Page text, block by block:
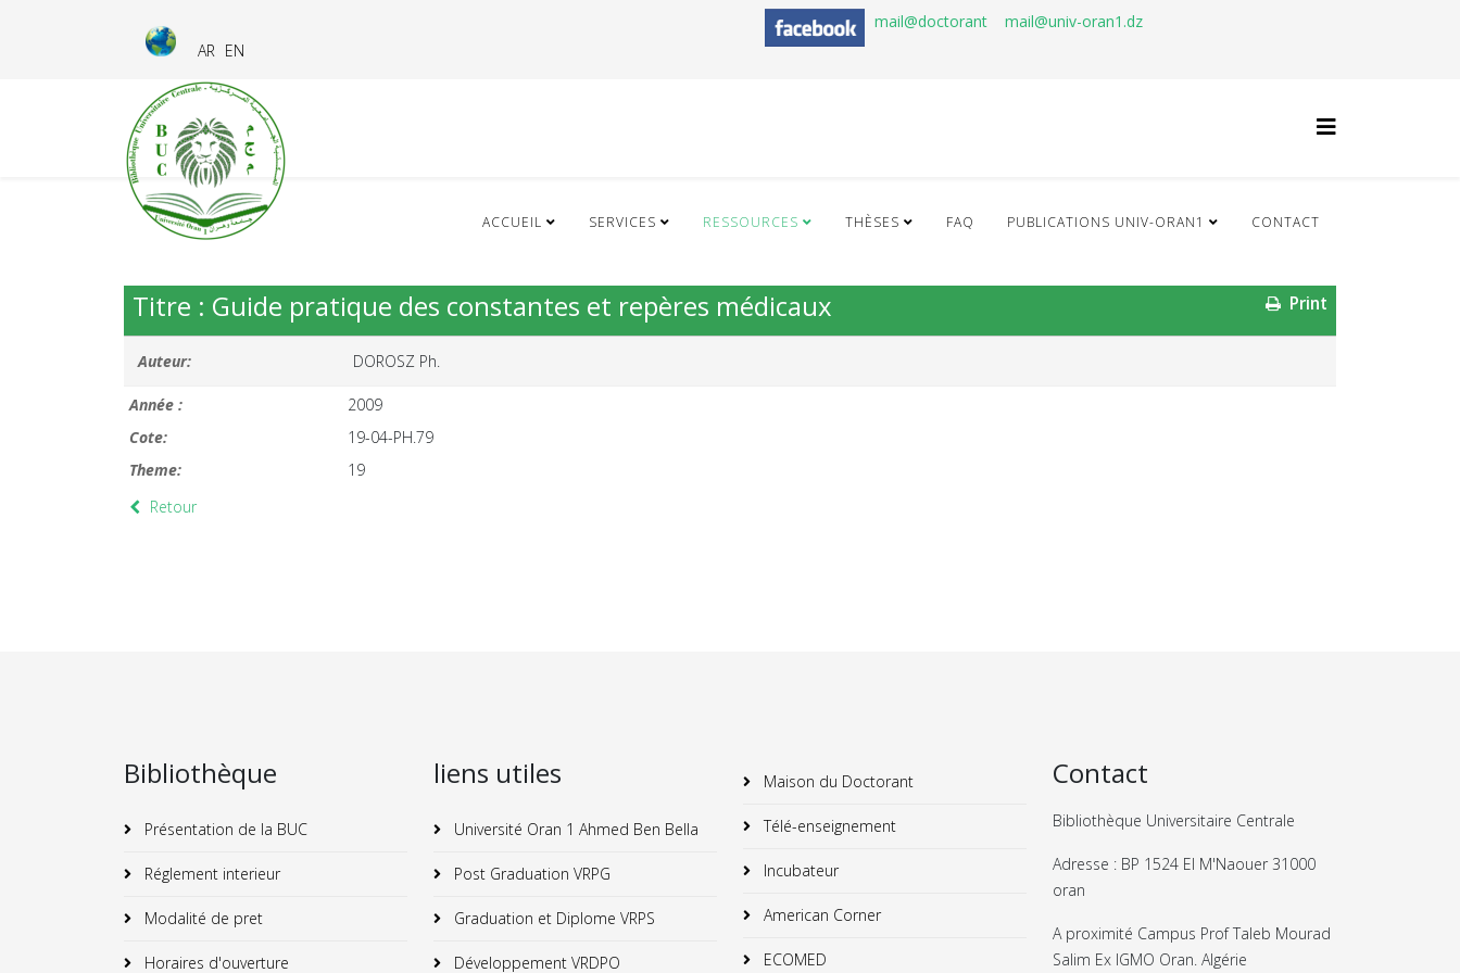
AR EN
mail@doctorant mail@univ-oran1.dz
ACCUEIL SERVICES RESSOURCES THÈSES FAQ PUBLICATIONS UNIV-ORAN1 CONTACT
Print
Titre : Guide pratique des constantes et repères médicaux
Auteur: DOROSZ Ph.
Année :
2009
Cote:
19-04-PH.79
Theme:
19
Retour
Bibliothèque
Présentation de la BUC
Réglement interieur
Modalité de pret
Horaires d'ouverture
liens utiles
Université Oran 1 Ahmed Ben Bella
Post Graduation VRPG
Graduation et Diplome VRPS
Développement VRDPO
Maison du Doctorant
Télé-enseignement
Incubateur
American Corner
ECOMED
Contact
Bibliothèque Universitaire Centrale
Adresse : BP 1524 El M'Naouer 31000
oran
A proximité Campus Prof Taleb Mourad
Salim Ex IGMO Oran. Algérie